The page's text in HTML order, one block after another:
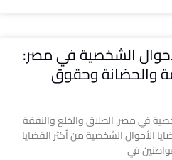
الشخصية في مصر:
والحضانة وحقوق
في مصر: الطلاق والخلع والنفقة
الأحوال الشخصية من أكثر القضايا
في